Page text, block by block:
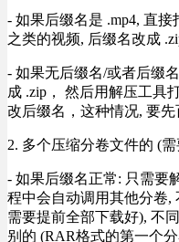
- 如果后缀名是 .mp4, 直
之类的视频, 后缀名改成
- 如果无后缀名/或者后缀
成 .zip， 然后用解压工具
改后缀名，这种情况, 要
2. 多个压缩分卷文件的 (
- 如果后缀名正常: 只需要
程中会自动调用其他分卷,
需要提前全部下载好), 不
别的 (RAR格式的第一个